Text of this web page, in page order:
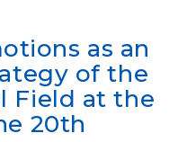
as an
of the
Field at the
20th